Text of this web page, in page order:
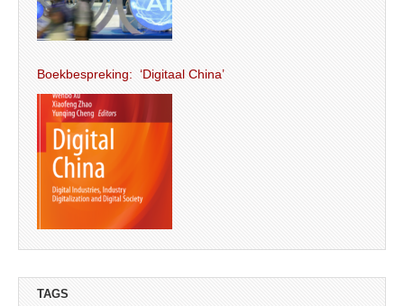
Boekbespreking: ‘Digitaal China’
TAGS